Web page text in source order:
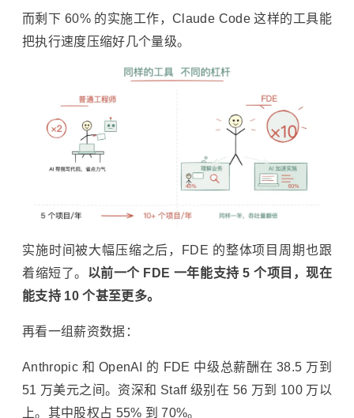
而剩下 60% 的实施工作，Claude Code 这样的工具能
把执行速度压缩好几个量级。
实施时间被大幅压缩之后，FDE 的整体项目周期也跟
着缩短了。 以前一个 FDE 一年能支持 5 个项目，现在
能支持 10 个甚至更多。
再看一组薪资数据：
Anthropic 和 OpenAI 的 FDE 中级总薪酬在 38.5 万到
51 万美元之间。资深和 Staff 级别在 56 万到 100 万以
上。其中股权占 55% 到 70%。